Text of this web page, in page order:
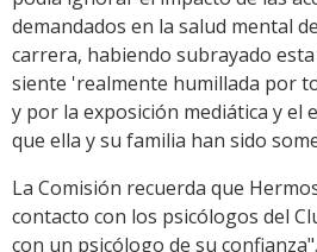
demandados en la salud mental
carrera, habiendo subrayado
siente 'realmente humillada por
y por la exposición mediática y el
que ella y su familia han sido
La Comisión recuerda que
contacto con los psicólogos del
con un psicólogo de su confianza".